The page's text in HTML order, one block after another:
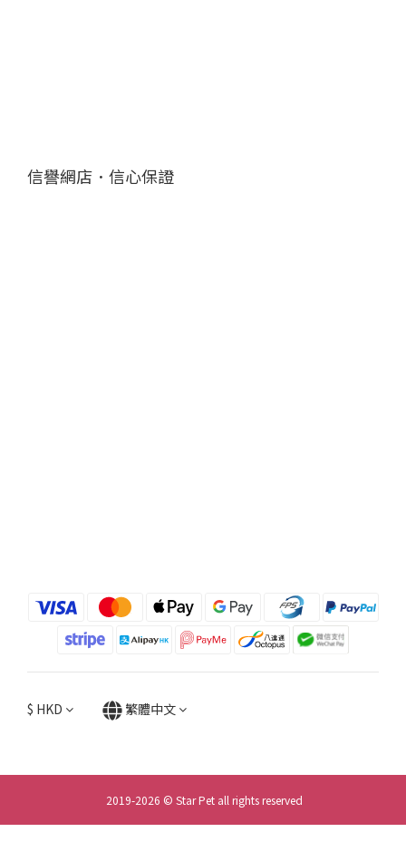
信譽網店．信心保證
$ HKD 繁體中文
2019-2026 © Star Pet all rights reserved